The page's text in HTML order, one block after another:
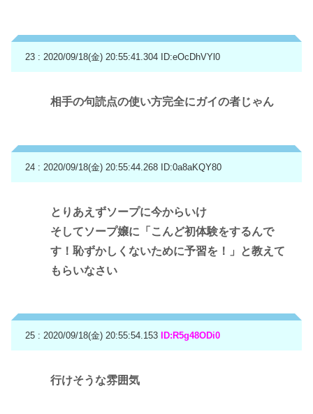
23 : 2020/09/18(金) 20:55:41.304 ID:eOcDhVYl0
相手の句読点の使い方完全にガイの者じゃん
24 : 2020/09/18(金) 20:55:44.268 ID:0a8aKQY80
とりあえずソープに今からいけ
そしてソープ嬢に「こんど初体験をするんで
す！恥ずかしくないために予習を！」と教えて
もらいなさい
25 : 2020/09/18(金) 20:55:54.153 ID:R5g48ODi0
行けそうな雰囲気